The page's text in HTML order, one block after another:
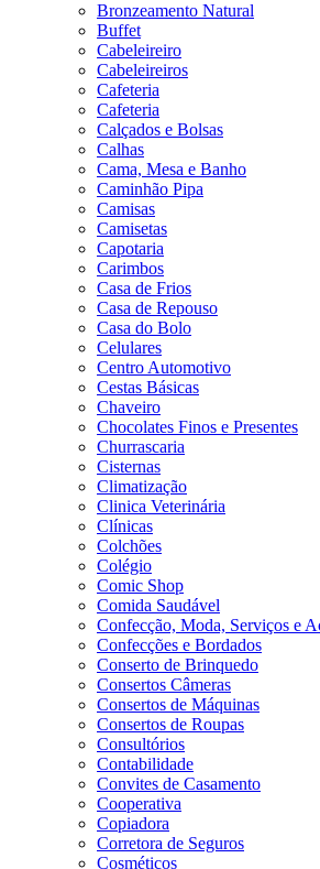
Bronzeamento Natural
Buffet
Cabeleireiro
Cabeleireiros
Cafeteria
Cafeteria
Calçados e Bolsas
Calhas
Cama, Mesa e Banho
Caminhão Pipa
Camisas
Camisetas
Capotaria
Carimbos
Casa de Frios
Casa de Repouso
Casa do Bolo
Celulares
Centro Automotivo
Cestas Básicas
Chaveiro
Chocolates Finos e Presentes
Churrascaria
Cisternas
Climatização
Clinica Veterinária
Clínicas
Colchões
Colégio
Comic Shop
Comida Saudável
Confecção, Moda, Serviços e
Confecções e Bordados
Conserto de Brinquedo
Consertos Câmeras
Consertos de Máquinas
Consertos de Roupas
Consultórios
Contabilidade
Convites de Casamento
Cooperativa
Copiadora
Corretora de Seguros
Cosméticos